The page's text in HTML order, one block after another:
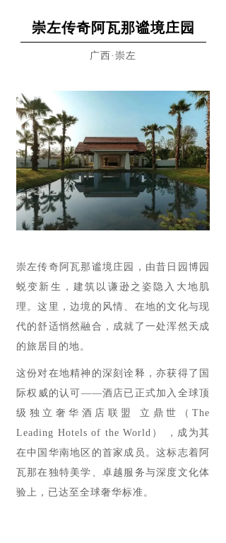
崇左传奇阿瓦那谧境庄园
广西·崇左
崇左传奇阿瓦那谧境庄园，由昔日园博园
蜕变新生，建筑以谦逊之姿隐入大地肌
理。这里，边境的风情、在地的文化与现
代的舒适悄然融合，成就了一处浑然天成
的旅居目的地。
这份对在地精神的深刻诠释，亦获得了国
际权威的认可——酒店已正式加入全球顶
级独立奢华酒店联盟 立鼎世（The
Leading Hotels of the World） ，成为其
在中国华南地区的首家成员。这标志着阿
瓦那在独特美学、卓越服务与深度文化体
验上，已达至全球奢华标准。